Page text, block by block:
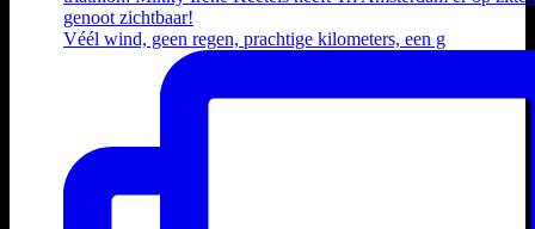
Véél wind, geen regen, prachtige kilometers, een g